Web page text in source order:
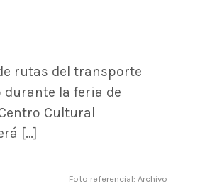
rutas del transporte
durante la feria de
Cultural
[…]
Foto referencial: Archivo